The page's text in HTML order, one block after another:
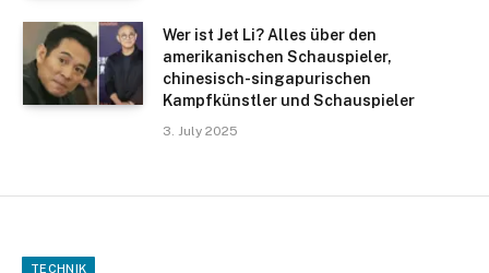
Wer ist Jet Li? Alles über den
amerikanischen Schauspieler,
chinesisch-singapurischen
Kampfkünstler und Schauspieler
3. July 2025
TECHNIK